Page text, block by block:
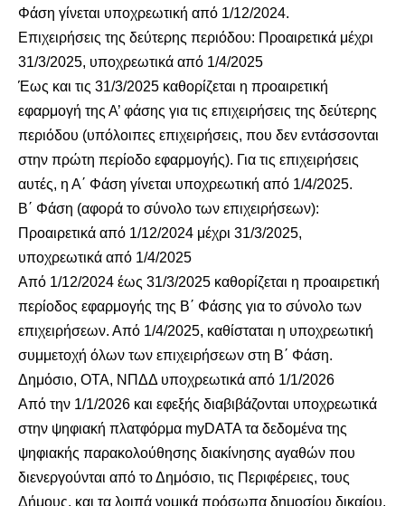
Φάση γίνεται υποχρεωτική από 1/12/2024.
Επιχειρήσεις της δεύτερης περιόδου: Προαιρετικά μέχρι
31/3/2025, υποχρεωτικά από 1/4/2025
Έως και τις 31/3/2025 καθορίζεται η προαιρετική
εφαρμογή της Α’ φάσης για τις επιχειρήσεις της δεύτερης
περιόδου (υπόλοιπες επιχειρήσεις, που δεν εντάσσονται
στην πρώτη περίοδο εφαρμογής). Για τις επιχειρήσεις
αυτές, η Α΄ Φάση γίνεται υποχρεωτική από 1/4/2025.
Β΄ Φάση (αφορά το σύνολο των επιχειρήσεων):
Προαιρετικά από 1/12/2024 μέχρι 31/3/2025,
υποχρεωτικά από 1/4/2025
Από 1/12/2024 έως 31/3/2025 καθορίζεται η προαιρετική
περίοδος εφαρμογής της Β΄ Φάσης για το σύνολο των
επιχειρήσεων. Από 1/4/2025, καθίσταται η υποχρεωτική
συμμετοχή όλων των επιχειρήσεων στη Β΄ Φάση.
Δημόσιο, ΟΤΑ, ΝΠΔΔ υποχρεωτικά από 1/1/2026
Από την 1/1/2026 και εφεξής διαβιβάζονται υποχρεωτικά
στην ψηφιακή πλατφόρμα myDATA τα δεδομένα της
ψηφιακής παρακολούθησης διακίνησης αγαθών που
διενεργούνται από το Δημόσιο, τις Περιφέρειες, τους
Δήμους, και τα λοιπά νομικά πρόσωπα δημοσίου δικαίου,